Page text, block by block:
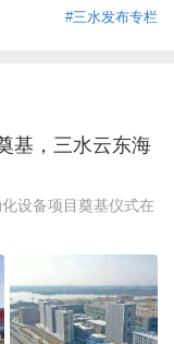
#三水发布专栏
基，三水云东海
设备项目奠基仪式在